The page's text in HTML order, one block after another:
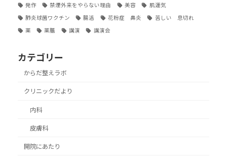
発作 禁煙外来をやらない理由 美容 肌運気
肺炎球菌ワクチン 腸活 花粉症 鼻炎 苦しい 息切れ
薬 薬膳 講演 講演会
カテゴリー
からだ整えラボ
クリニックだより
内科
皮膚科
開院にあたり